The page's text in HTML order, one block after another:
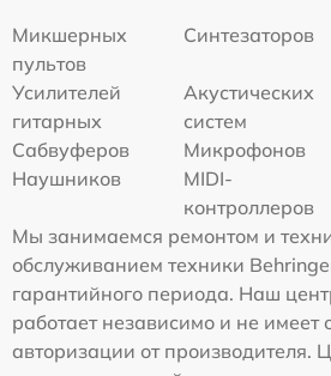
Микшерных
пультов
Синтезаторов
Усилителей
гитарных
Акустических
систем
Сабвуферов
Микрофонов
Наушников
MIDI-
контроллеров
Мы занимаемся ремонтом и
обслуживанием техники
гарантийного периода. Наш
работает независимо и не
авторизации от производителя.